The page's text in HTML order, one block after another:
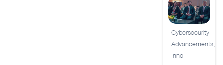
Cybersecurity
Advancements,
Inno